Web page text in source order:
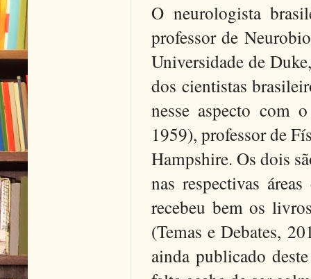
O neurologista
professor de
Universidade de
dos cientistas
nesse aspecto com
1959), professor de
Hampshire. Os dois
nas respectivas
recebeu bem os
(Temas e Debates,
ainda publicado